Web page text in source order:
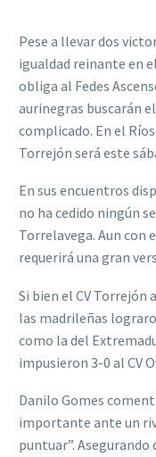
Pese a llevar dos
igualdad reinante en
obliga al Fedes
aurinegras buscarán
complicado. En el
Torrejón será este
En sus encuentros
no ha cedido ningún
Torrelavega. Aun con
requerirá una gran
Si bien el CV
las madrileñas
como la del
impusieron 3-0 al CV
Danilo Gomes
importante ante un
puntuar”. Asegurando